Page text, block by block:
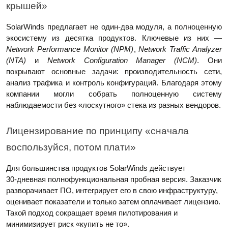
крышей»
SolarWinds предлагает не один‑два модуля, а полноценную
экосистему из десятка продуктов. Ключевые из них —
Network Performance Monitor (NPM),Network Traffic Analyzer
(NTA) и Network Configuration Manager (NCM). Они
покрывают основные задачи: производительность сети,
анализ трафика и контроль конфигураций. Благодаря этому
компании могли собрать полноценную систему
наблюдаемости без «лоскутного» стека из разных вендоров.
Лицензирование по принципу «сначала
воспользуйся, потом плати»
Для большинства продуктов SolarWinds действует
30‑дневная полнофункциональная пробная версия. Заказчик
разворачивает ПО, интегрирует его в свою инфраструктуру,
оценивает показатели и только затем оплачивает лицензию.
Такой подход сокращает время пилотирования и
минимизирует риск «купить не то».